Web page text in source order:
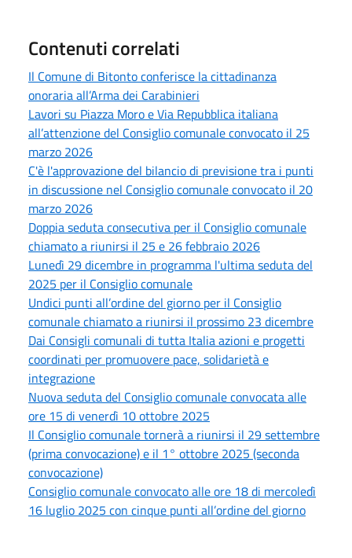
Contenuti correlati
Il Comune di Bitonto conferisce la cittadinanza
onoraria all’Arma dei Carabinieri
Lavori su Piazza Moro e Via Repubblica italiana
all’attenzione del Consiglio comunale convocato il 25
marzo 2026
C'è l'approvazione del bilancio di previsione tra i punti
in discussione nel Consiglio comunale convocato il 20
marzo 2026
Doppia seduta consecutiva per il Consiglio comunale
chiamato a riunirsi il 25 e 26 febbraio 2026
Lunedì 29 dicembre in programma l'ultima seduta del
2025 per il Consiglio comunale
Undici punti all’ordine del giorno per il Consiglio
comunale chiamato a riunirsi il prossimo 23 dicembre
Dai Consigli comunali di tutta Italia azioni e progetti
coordinati per promuovere pace, solidarietà e
integrazione
Nuova seduta del Consiglio comunale convocata alle
ore 15 di venerdì 10 ottobre 2025
Il Consiglio comunale tornerà a riunirsi il 29 settembre
(prima convocazione) e il 1° ottobre 2025 (seconda
convocazione)
Consiglio comunale convocato alle ore 18 di mercoledì
16 luglio 2025 con cinque punti all’ordine del giorno